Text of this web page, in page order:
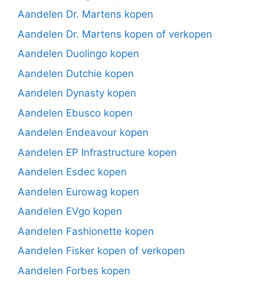
Aandelen Dr. Martens kopen
Aandelen Dr. Martens kopen of verkopen
Aandelen Duolingo kopen
Aandelen Dutchie kopen
Aandelen Dynasty kopen
Aandelen Ebusco kopen
Aandelen Endeavour kopen
Aandelen EP Infrastructure kopen
Aandelen Esdec kopen
Aandelen Eurowag kopen
Aandelen EVgo kopen
Aandelen Fashionette kopen
Aandelen Fisker kopen of verkopen
Aandelen Forbes kopen